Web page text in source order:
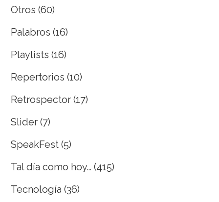
Otros (60)
Palabros (16)
Playlists (16)
Repertorios (10)
Retrospector (17)
Slider (7)
SpeakFest (5)
Tal día como hoy… (415)
Tecnología (36)